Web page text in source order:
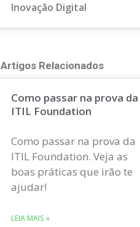
Inovação Digital
Artigos Relacionados
Como passar na prova da
ITIL Foundation
Como passar na prova da
ITIL Foundation. Veja as
boas práticas que irão te
ajudar!
LEIA MAIS »